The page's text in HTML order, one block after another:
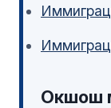
Окшош